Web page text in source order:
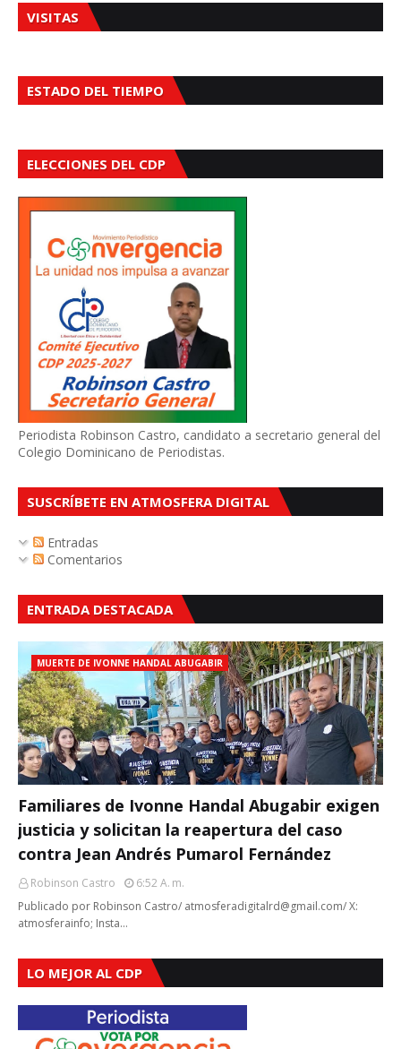
VISITAS
ESTADO DEL TIEMPO
ELECCIONES DEL CDP
Periodista Robinson Castro, candidato a secretario general del
Colegio Dominicano de Periodistas.
SUSCRÍBETE EN ATMOSFERA DIGITAL
Entradas
Comentarios
ENTRADA DESTACADA
MUERTE DE IVONNE HANDAL ABUGABIR
Familiares de Ivonne Handal Abugabir exigen
justicia y solicitan la reapertura del caso
contra Jean Andrés Pumarol Fernández
Robinson Castro
6:52 A. M.
Publicado por Robinson Castro/ atmosferadigitalrd@gmail.com/ X:
atmosferainfo; Insta…
LO MEJOR AL CDP